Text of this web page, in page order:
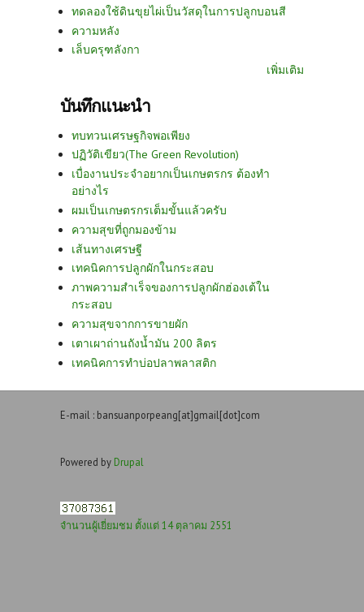
ทดลองใช้ดินขุยไผ่เป็นวัสดุในการปลูกบอนสี
ความหลัง
เล็บครุฑลังกา
เพิ่มเติม
บันทึกแนะนำ
ทบทวนเศรษฐกิจพอเพียง
ปฏิวัติเขียว(The Green Revolution)
เบื่องานประจำอยากเป็นเกษตรกร ต้องทำ
อย่างไร
ผมเป็นเกษตรกรเต็มขั้นแล้วครับ
ความสุขที่ถูกมองข้าม
เส้นทางเศรษฐี
เทคนิคการปลูกผักในกระสอบ
ภาพความสำเร็จของการปลูกผักฮ่องเต้ใน
กระสอบ
ความสุขจากการขายผัก
เตาเผาถ่านถังน้ำมัน 200 ลิตร
เทคนิคการทำบ่อปลาพลาสติก
E-mail : bansuanporpeang[at]gmail[dot]com
Powered by Drupal
จำนวนผู้เยี่ยมชม ตั้งแต่ 14 ตุลาคม 2551